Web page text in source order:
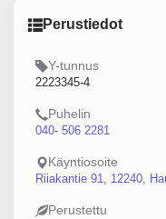
Perustiedot
Y-tunnus
2223345-4
Puhelin
040- 506 2281
Käyntiosoite
Riiakantie 91, 12240,
Perustettu